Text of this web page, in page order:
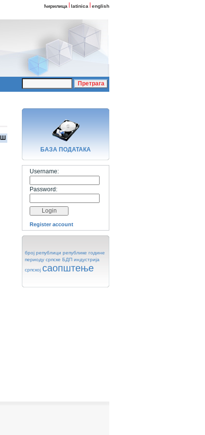
ћирилица latinica english
Ш
БАЗA ПОДАТАКА
Username:
Password:
Register account
број републици републике године
периоду српске БДП индустрија
српској саопштење